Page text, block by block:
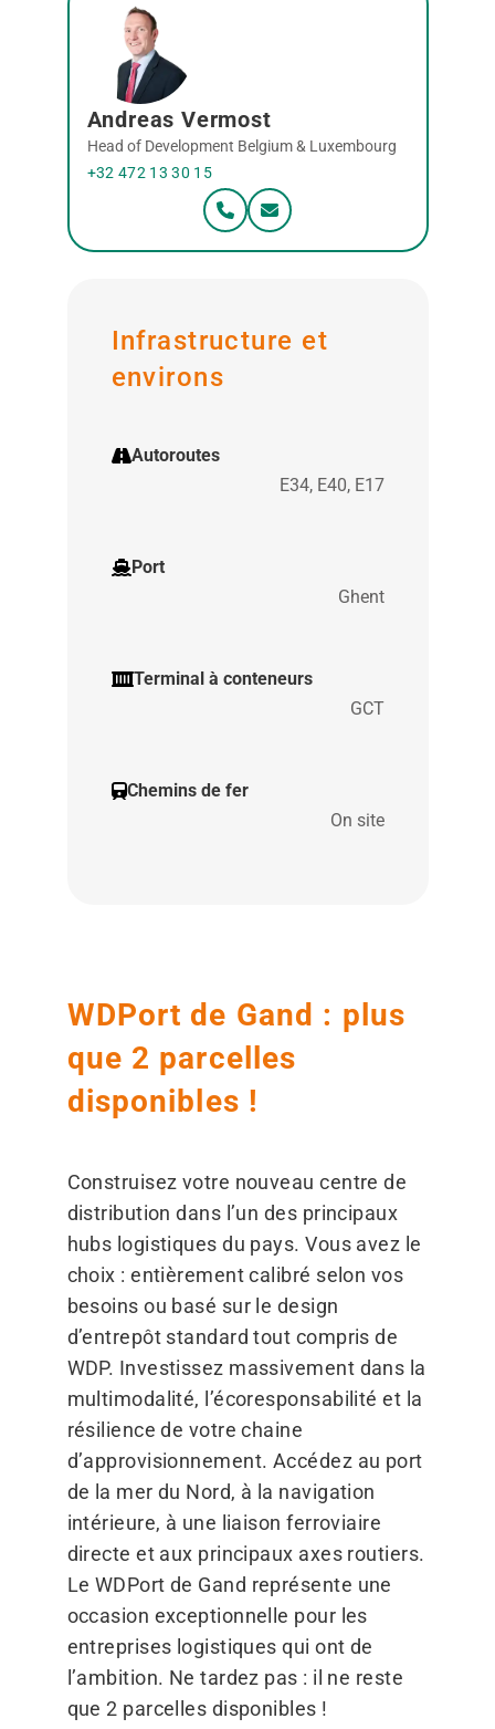
WDPort de Gand : plus
que 2 parcelles
disponibles !
Construisez votre nouveau centre de
distribution dans l’un des principaux
hubs logistiques du pays. Vous avez le
choix : entièrement calibré selon vos
besoins ou basé sur le design
d’entrepôt standard tout compris de
WDP. Investissez massivement dans la
multimodalité, l’écoresponsabilité et la
résilience de votre chaine
d’approvisionnement. Accédez au port
de la mer du Nord, à la navigation
intérieure, à une liaison ferroviaire
directe et aux principaux axes routiers.
Le WDPort de Gand représente une
occasion exceptionnelle pour les
entreprises logistiques qui ont de
l’ambition. Ne tardez pas : il ne reste
que 2 parcelles disponibles !
Andreas Vermost
Head of Development Belgium & Luxembourg
+32 472 13 30 15
Infrastructure et
environs
Autoroutes
E34, E40, E17
Port
Ghent
Terminal à conteneurs
GCT
Chemins de fer
On site